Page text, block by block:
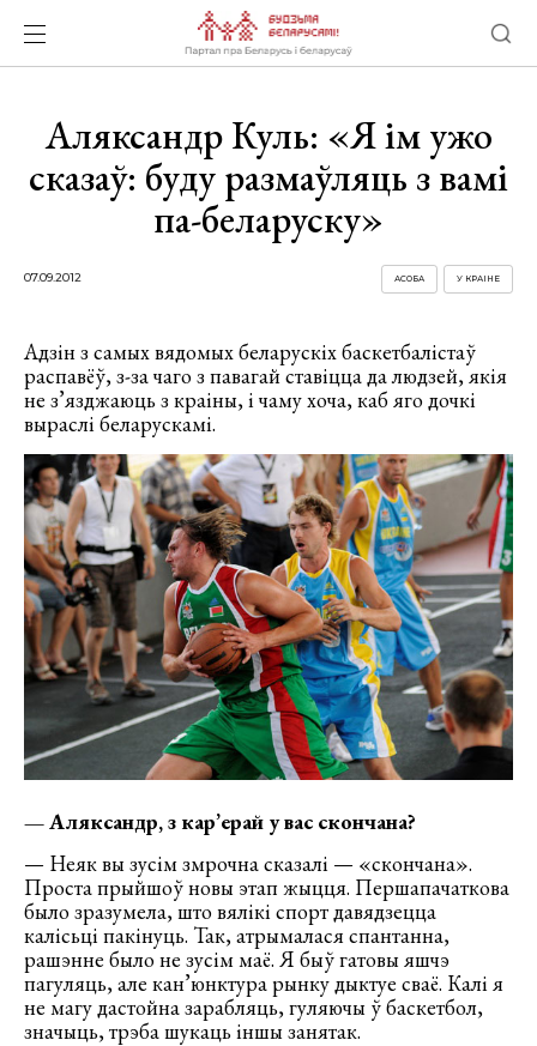
Аляксандр Куль: «Я ім ужо
сказаў: буду размаўляць з вамі
па-беларуску»
07.09.2012 У КРАІНЕ
АСОБА
Адзін з самых вядомых беларускіх баскетбалістаў
распавёў, з-за чаго з павагай ставіцца да людзей, якія
не з’язджаюць з краіны, і чаму хоча, каб яго дочкі
выраслі беларускамі.
— Аляксандр, з кар’ерай у вас скончана?
— Неяк вы зусім змрочна сказалі — «скончана».
Проста прыйшоў новы этап жыцця. Першапачаткова
было зразумела, што вялікі спорт давядзецца
калісьці пакінуць. Так, атрымалася спантанна,
рашэнне было не зусім маё. Я быў гатовы яшчэ
пагуляць, але кан’юнктура рынку дыктуе сваё. Калі я
не магу дастойна зарабляць, гуляючы ў баскетбол,
значыць, трэба шукаць іншы занятак.